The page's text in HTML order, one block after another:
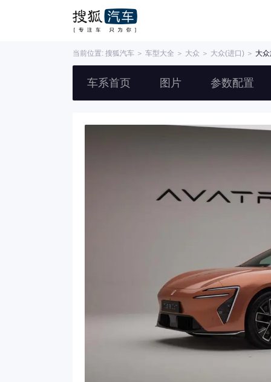
当前位置: 搜狐汽车 ＞ 车型大全 ＞ 大众 ＞ 大众(进口) ＞ 大
车系首页 图片 参数配置